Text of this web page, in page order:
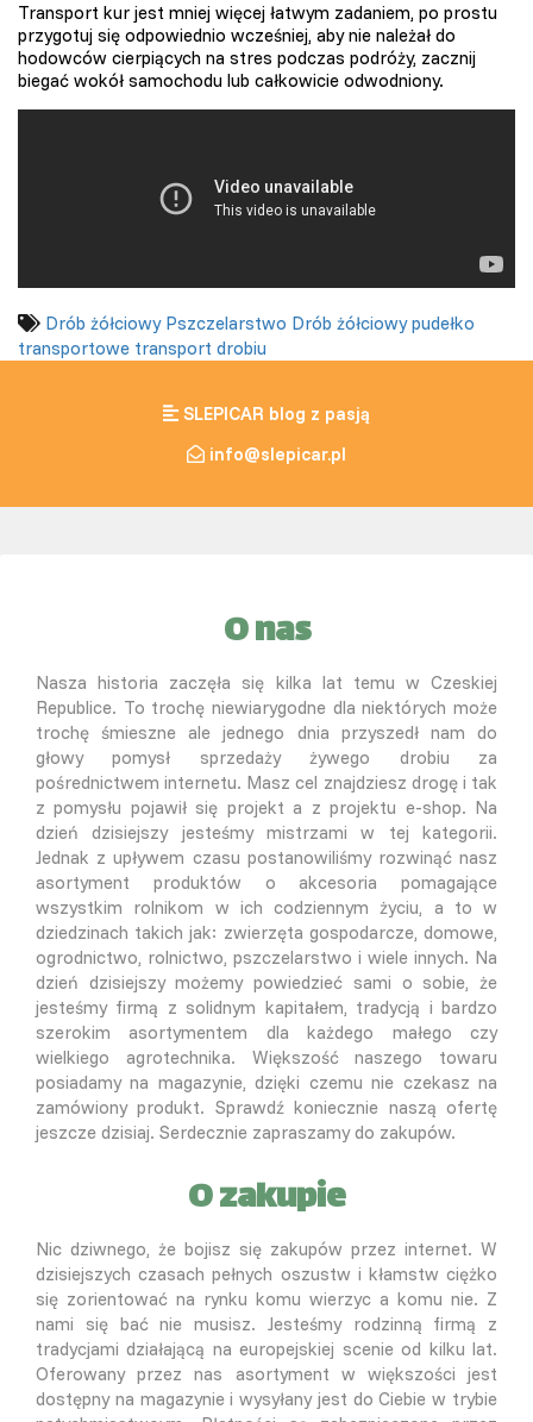
Transport kur jest mniej więcej łatwym zadaniem, po prostu
przygotuj się odpowiednio wcześniej, aby nie należał do
hodowców cierpiących na stres podczas podróży, zacznij
biegać wokół samochodu lub całkowicie odwodniony.
Drób żółciowy Pszczelarstwo Drób żółciowy pudełko
transportowe transport drobiu
SLEPICAR blog z pasją
info@slepicar.pl
O nas
Nasza historia zaczęła się kilka lat temu w Czeskiej
Republice. To trochę niewiarygodne dla niektórych może
trochę śmieszne ale jednego dnia przyszedł nam do
głowy pomysł sprzedaży żywego drobiu za
pośrednictwem internetu. Masz cel znajdziesz drogę i tak
z pomysłu pojawił się projekt a z projektu e-shop. Na
dzień dzisiejszy jesteśmy mistrzami w tej kategorii.
Jednak z upływem czasu postanowiliśmy rozwinąć nasz
asortyment produktów o akcesoria pomagające
wszystkim rolnikom w ich codziennym życiu, a to w
dziedzinach takich jak: zwierzęta gospodarcze, domowe,
ogrodnictwo, rolnictwo, pszczelarstwo i wiele innych. Na
dzień dzisiejszy możemy powiedzieć sami o sobie, że
jesteśmy firmą z solidnym kapitałem, tradycją i bardzo
szerokim asortymentem dla każdego małego czy
wielkiego agrotechnika. Większość naszego towaru
posiadamy na magazynie, dzięki czemu nie czekasz na
zamówiony produkt. Sprawdź koniecznie naszą ofertę
jeszcze dzisiaj. Serdecznie zapraszamy do zakupów.
O zakupie
Nic dziwnego, że bojisz się zakupów przez internet. W
dzisiejszych czasach pełnych oszustw i kłamstw ciężko
się zorientować na rynku komu wierzyc a komu nie. Z
nami się bać nie musisz. Jesteśmy rodzinną firmą z
tradycjami działającą na europejskiej scenie od kilku lat.
Oferowany przez nas asortyment w większości jest
dostępny na magazynie i wysyłany jest do Ciebie w trybie